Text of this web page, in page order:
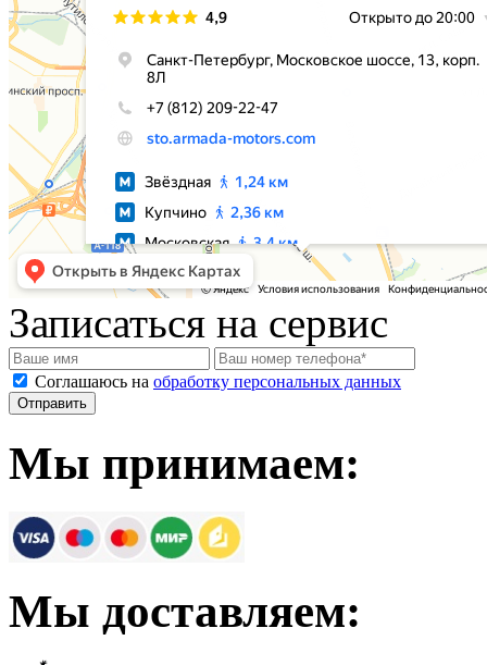
Записаться на сервис
Соглашаюсь на обработку персональных данных
Мы принимаем:
Мы доставляем: